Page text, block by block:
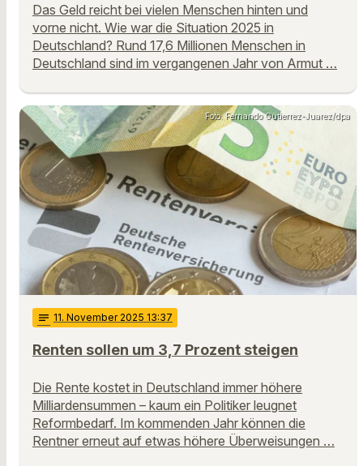
Das Geld reicht bei vielen Menschen hinten und
vorne nicht. Wie war die Situation 2025 in
Deutschland? Rund 17,6 Millionen Menschen in
Deutschland sind im vergangenen Jahr von Armut …
Foto: Fernando Gutierrez-Juarez/dpa
notes 11. November 2025 13:37
Renten sollen um 3,7 Prozent steigen
Die Rente kostet in Deutschland immer höhere
Milliardensummen – kaum ein Politiker leugnet
Reformbedarf. Im kommenden Jahr können die
Rentner erneut auf etwas höhere Überweisungen …